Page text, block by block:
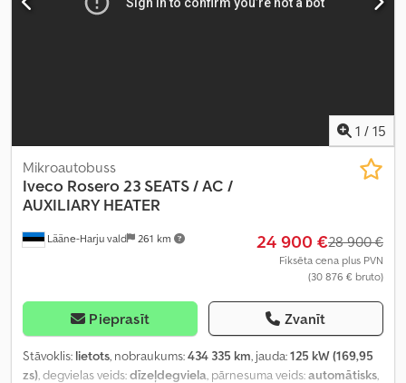
1 / 15
Lääne-Harju vald 261 km
Mikroautobuss
Iveco Rosero 23 SEATS / AC /
AUXILIARY HEATER
24 900 €28 900 €
Fiksēta cena plus PVN
(30 876 € bruto)
Pieprasīt Zvanīt
Stāvoklis: lietots, nobraukums:434 335 km, jauda:125 kW (169,95
zs) , degvielas veids:dīzeļdegviela , pārnesuma veids:automātisks